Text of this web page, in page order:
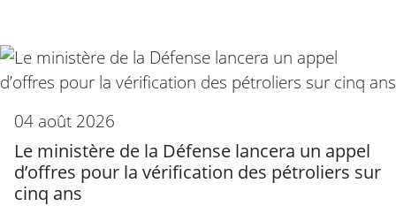
04 août 2026
Le ministère de la Défense lancera un appel
d’offres pour la vérification des pétroliers sur
cinq ans